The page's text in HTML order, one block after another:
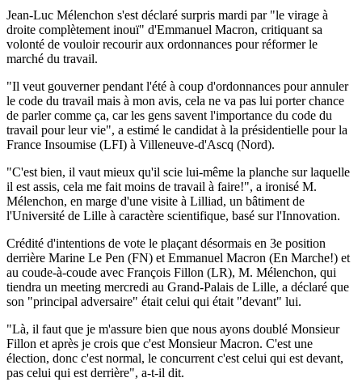
Jean-Luc Mélenchon s'est déclaré surpris mardi par "le virage à
droite complètement inouï" d'Emmanuel Macron, critiquant sa
volonté de vouloir recourir aux ordonnances pour réformer le
marché du travail.
"Il veut gouverner pendant l'été à coup d'ordonnances pour annuler
le code du travail mais à mon avis, cela ne va pas lui porter chance
de parler comme ça, car les gens savent l'importance du code du
travail pour leur vie", a estimé le candidat à la présidentielle pour la
France Insoumise (LFI) à Villeneuve-d'Ascq (Nord).
"C'est bien, il vaut mieux qu'il scie lui-même la planche sur laquelle
il est assis, cela me fait moins de travail à faire!", a ironisé M.
Mélenchon, en marge d'une visite à Lilliad, un bâtiment de
l'Université de Lille à caractère scientifique, basé sur l'Innovation.
Crédité d'intentions de vote le plaçant désormais en 3e position
derrière Marine Le Pen (FN) et Emmanuel Macron (En Marche!) et
au coude-à-coude avec François Fillon (LR), M. Mélenchon, qui
tiendra un meeting mercredi au Grand-Palais de Lille, a déclaré que
son "principal adversaire" était celui qui était "devant" lui.
"Là, il faut que je m'assure bien que nous ayons doublé Monsieur
Fillon et après je crois que c'est Monsieur Macron. C'est une
élection, donc c'est normal, le concurrent c'est celui qui est devant,
pas celui qui est derrière", a-t-il dit.